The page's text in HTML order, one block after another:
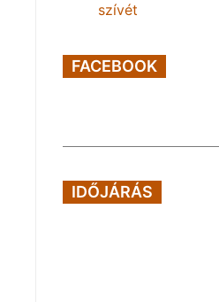
szívét
FACEBOOK
IDŐJÁRÁS